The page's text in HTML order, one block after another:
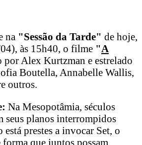
na "Sessão da Tarde" de hoje,
às 15h40, o filme "A
Alex Kurtzman e estrelado
Boutella, Annabelle Wallis,
outros.
Na Mesopotâmia, séculos
seus planos interrompidos
está prestes a invocar Set, o
que juntos possam